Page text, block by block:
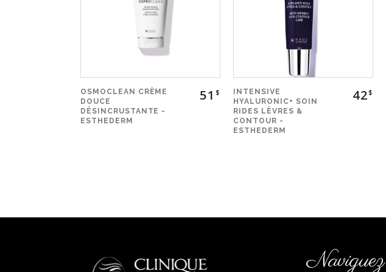
OSMOCLEAN CRÈME
DOUCE
DÉSINCRUSTANTE -
ESTHEDERM
51 $
INTENSIVE
HYALURONIC+ SOIN
RIDES LÈVRES &
CONTOUR -
ESTHEDERM
42$
Naviguez